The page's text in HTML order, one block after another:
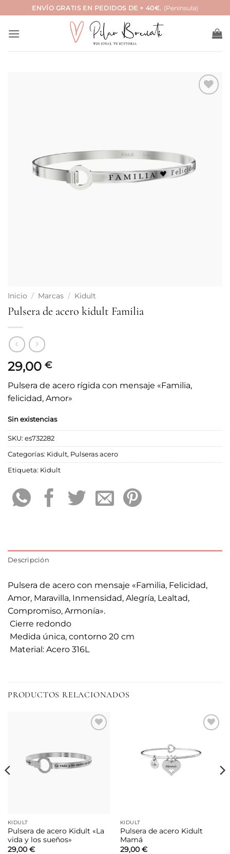
al
contenido
ENVÍO GRATIS EN PEDIDOS DE + 40€. (Península)
Inicio / Marcas / Kidult
Pulsera de acero kidult Familia
29,00 €
Pulsera de acero rígida con mensaje «Familia,
felicidad, Amor»
Sin existencias
SKU: es732282
Categorías: Kidult, Pulseras acero
Etiqueta: Kidult
Descripción
Pulsera de acero con mensaje «Familia, Felicidad,
Amor, Maravilla, Inmensidad, Alegría, Lealtad,
Compromiso, Armonía».
 Cierre redondo
 Medida única, contorno 20 cm
 Material: Acero 316L
PRODUCTOS RELACIONADOS
deseos
KIDULT
Pulsera de acero Kidult «La
vida y los sueños»
29,00 €
lista de
deseos
KIDULT
Pulsera de acero Kidult
Mamá
29,00 €